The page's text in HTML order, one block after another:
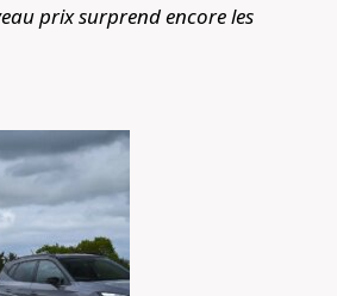
prix surprend encore les